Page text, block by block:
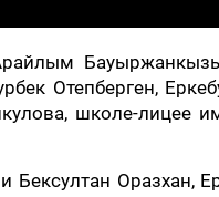
Отепберген,
школе-лицее
Оразхан,